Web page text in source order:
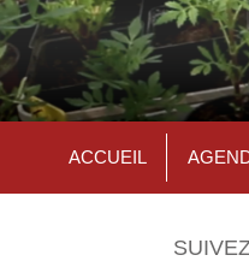
ACCUEIL